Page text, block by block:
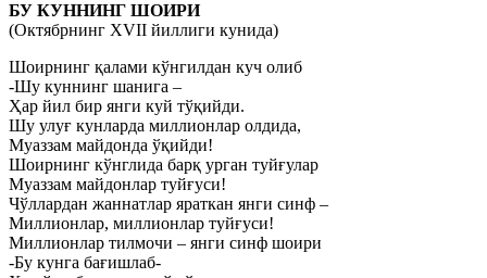
БУ КУННИНГ ШОИРИ
(Октябрнинг XVII йиллиги кунида)
Шоирнинг қалами кўнгилдан куч олиб
-Шу куннинг шанига –
Ҳар йил бир янги куй тўқийди.
Шу улуғ кунларда миллионлар олдида,
Муаззам майдонда ўқийди!
Шоирнинг кўнглида барқ урган туйғулар
Муаззам майдонлар туйғуси!
Чўллардан жаннатлар яраткан янги синф –
Миллионлар, миллионлар туйғуси!
Миллионлар тилмочи – янги синф шоири
-Бу кунга бағишлаб-